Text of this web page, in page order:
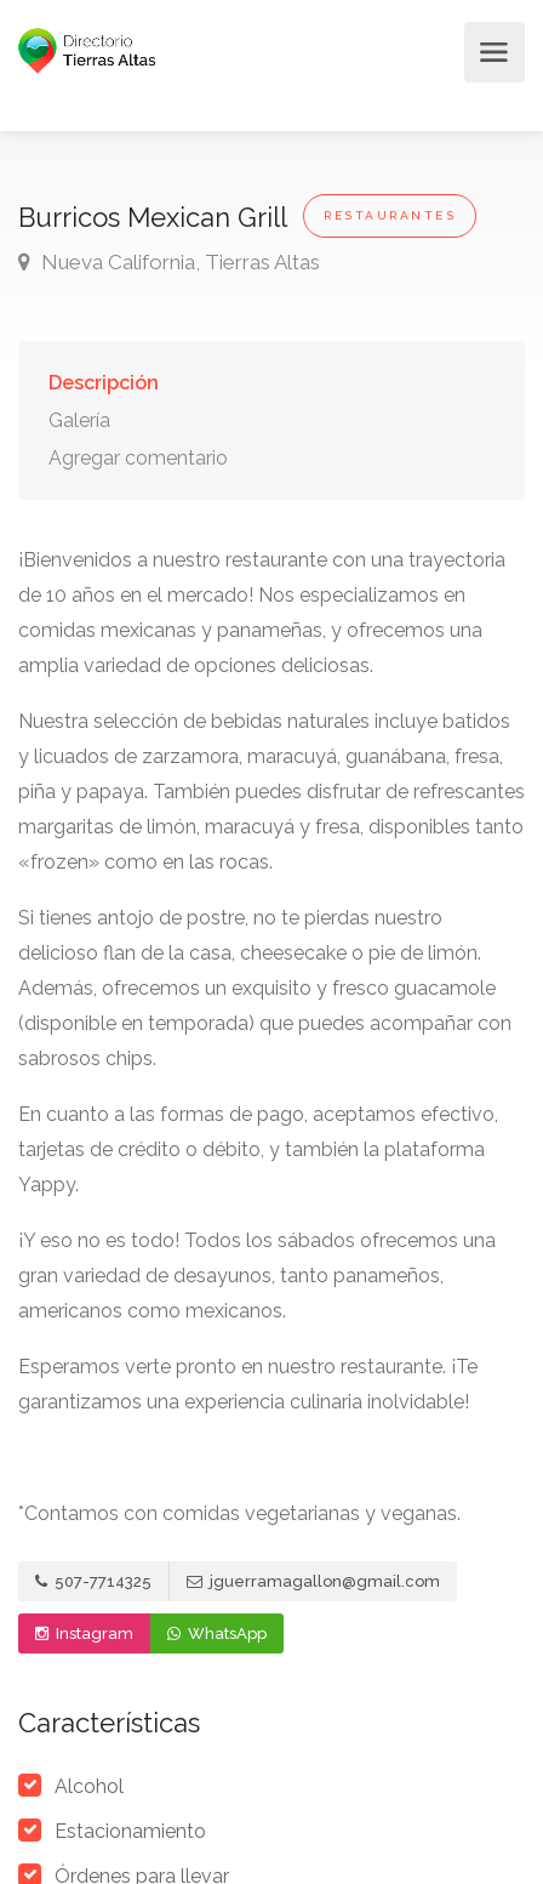
Burricos Mexican Grill RESTAURANTES
Nueva California, Tierras Altas
Descripción
Galería
Agregar comentario
¡Bienvenidos a nuestro restaurante con una trayectoria
de 10 años en el mercado! Nos especializamos en
comidas mexicanas y panameñas, y ofrecemos una
amplia variedad de opciones deliciosas.
Nuestra selección de bebidas naturales incluye batidos
y licuados de zarzamora, maracuyá, guanábana, fresa,
piña y papaya. También puedes disfrutar de refrescantes
margaritas de limón, maracuyá y fresa, disponibles tanto
«frozen» como en las rocas.
Si tienes antojo de postre, no te pierdas nuestro
delicioso flan de la casa, cheesecake o pie de limón.
Además, ofrecemos un exquisito y fresco guacamole
(disponible en temporada) que puedes acompañar con
sabrosos chips.
En cuanto a las formas de pago, aceptamos efectivo,
tarjetas de crédito o débito, y también la plataforma
Yappy.
¡Y eso no es todo! Todos los sábados ofrecemos una
gran variedad de desayunos, tanto panameños,
americanos como mexicanos.
Esperamos verte pronto en nuestro restaurante. ¡Te
garantizamos una experiencia culinaria inolvidable!
*Contamos con comidas vegetarianas y veganas.
507-7714325 jguerramagallon@gmail.com
Instagram WhatsApp
Características
Alcohol
Estacionamiento
Órdenes para llevar